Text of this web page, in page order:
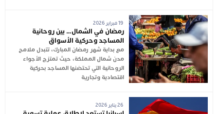
19 فبراير 2026
رمضان في الشمال… بين روحانية
المساجد وحركية الأسواق
مع بداية شهر رمضان المبارك، تتبدل ملامح
مدن شمال المملكة، حيث تمتزج الأجواء
الروحانية التي تحتضنها المساجد بحركية
اقتصادية وتجارية
26 يناير 2026